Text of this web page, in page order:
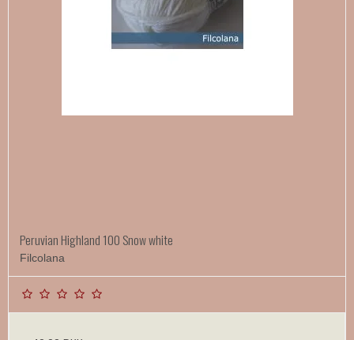
Peruvian Highland 100 Snow white
Filcolana